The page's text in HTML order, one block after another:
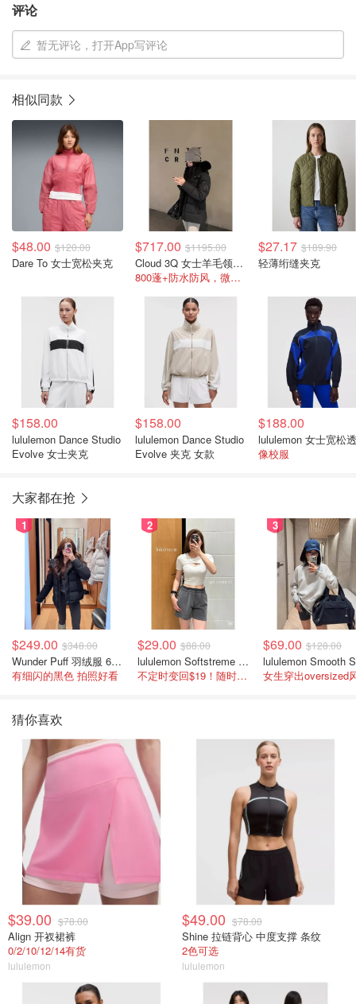
评论
暂无评论，打开App写评论
相似同款
$48.00 $120.00
Dare To 女士宽松夹克
$717.00 $1195.00
Cloud 3Q 女士羊毛领羽绒服
800蓬+防水防风，微收腰款
$27.17 $189.90
轻薄绗缝夹克
$158.00
lululemon Dance Studio
Evolve 女士夹克
$158.00
lululemon Dance Studio
Evolve 夹克 女款
$188.00
像校服
大家都在抢
1
$249.00 $348.00
Wunder Puff 羽绒服 600蓬松度
有细闪的黑色 拍照好看
2
$29.00 $88.00
lululemon Softstreme 女士高腰短裤 10cm
不定时变回$19！随时点进来看
3
$69.00 $128.00
女生穿出oversized
猜你喜欢
$39.00 $78.00
Align 开衩裙裤
0/2/10/12/14有货
lululemon
$49.00 $78.00
Shine 拉链背心 中度支撑 条纹
2色可选
lululemon